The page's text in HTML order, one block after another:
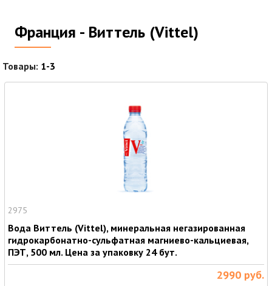
Франция - Виттель (Vittel)
Товары: 1-3
2975
Вода Виттель (Vittel), минеральная негазированная
гидрокарбонатно-сульфатная магниево-кальциевая,
ПЭТ, 500 мл. Цена за упаковку 24 бут.
2990 руб.